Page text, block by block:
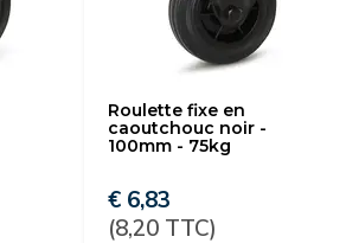
Roulette fixe en
caoutchouc noir -
100mm - 75kg
€ 6,83
(8,20 TTC)